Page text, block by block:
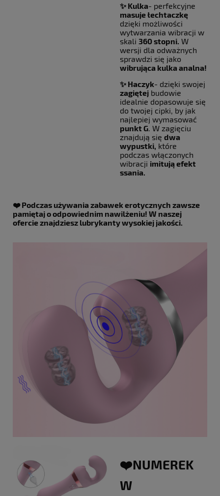
✨ Kulka- perfekcyjne
masuje łechtaczkę
dzięki możliwości
wytwarzania wibracji w
skali 360 stopni. W
wersji dla odważnych
sprawdzi się jako
wibrująca kulka analna!
✨ Haczyk- dzięki swojej
zagiętej budowie
idealnie dopasowuje się
do twojej cipki, by jak
najlepiej wymasować
punkt G. W zagięciu
znajdują się dwa
wypustki, które
podczas włączonych
wibracji imitują efekt
ssania.
❤️ Podczas używania zabawek erotycznych zawsze
pamiętaj o odpowiednim nawilżeniu! W naszej
ofercie znajdziesz lubrykanty wysokiej jakości.
❤️NUMEREK
W